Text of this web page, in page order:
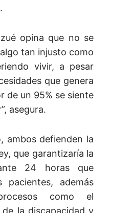
opina que no se
tan injusto como
vivir, a pesar
que genera
de un 95% se siente
asegura.
ambos defienden la
que garantizaría la
24 horas que
pacientes, además
como el